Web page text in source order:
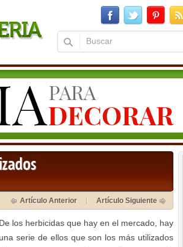
Artículo Anterior Artículo Siguiente
De los herbicidas que hay en el mercado, hay
una serie de ellos que son los más utilizados